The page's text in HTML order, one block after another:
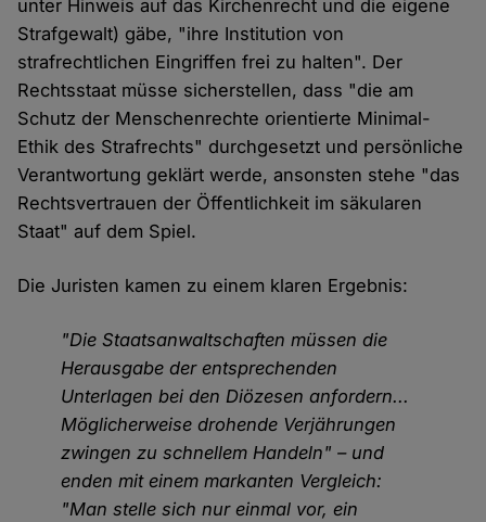
unter Hinweis auf das Kirchenrecht und die eigene
Strafgewalt) gäbe, "ihre Institution von
strafrechtlichen Eingriffen frei zu halten". Der
Rechtsstaat müsse sicherstellen, dass "die am
Schutz der Menschenrechte orientierte Minimal-
Ethik des Strafrechts" durchgesetzt und persönliche
Verantwortung geklärt werde, ansonsten stehe "das
Rechtsvertrauen der Öffentlichkeit im säkularen
Staat" auf dem Spiel.
Die Juristen kamen zu einem klaren Ergebnis:
"Die Staatsanwaltschaften müssen die
Herausgabe der entsprechenden
Unterlagen bei den Diözesen anfordern...
Möglicherweise drohende Verjährungen
zwingen zu schnellem Handeln" – und
enden mit einem markanten Vergleich:
"Man stelle sich nur einmal vor, ein